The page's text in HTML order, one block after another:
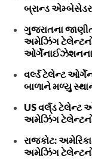
બ્રાન્ડ એમ્બેસેડર
ગુજરાતના
અમેઝિંગ ટેલેન્ટનો
વર્લ્ડ ટેલેન્ટ
બાળાને મળ્યુ
US વર્લ્‌ડ ટેલેન્ટ
અમેઝિંગ
રાજકોટ:
અમેઝિંગ ટેલેન્ટનો